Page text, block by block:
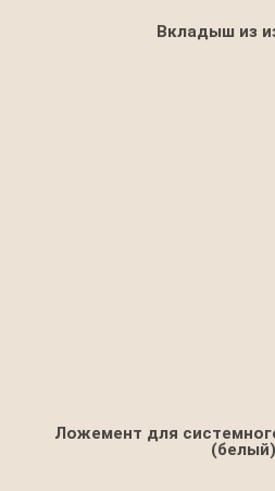
Вкладыш из
Ложемент для
(белый)